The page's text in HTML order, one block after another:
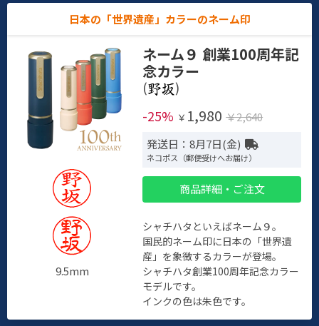
日本の「世界遺産」カラーのネーム印
9.5mm
ネーム９ 創業100周年記
念カラー
(
)
-25% ￥ 1,980 ￥2,640
発送日：8月7日(金)
ネコポス（郵便受けへお届け）
商品詳細・ご注文
シャチハタといえばネーム９。
国民的ネーム印に日本の「世界遺
産」を象徴するカラーが登場。
シャチハタ創業100周年記念カラー
モデルです。
インクの色は朱色です。